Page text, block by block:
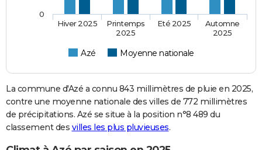
Azé Moyenne nationale
Hiver 2025
Printemps
2025
Eté 2025
Automne
2025
0
La commune d'Azé a connu 843 millimètres de pluie en 2025,
contre une moyenne nationale des villes de 772 millimètres
de précipitations. Azé se situe à la position n°8 489 du
classement des villes les plus pluvieuses.